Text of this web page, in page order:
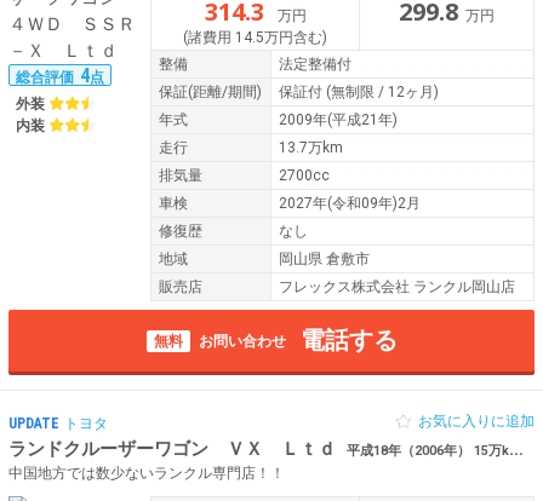
総合評価 4点
外装
内装
314.3
万円
(諸費用 14.5万円含む)
299.8 万円
整備
法定整備付
保証(距離/期間) 保証付 (無制限 / 12ヶ月)
年式
2009年(平成21年)
走行
13.7万km
排気量
2700cc
車検
2027年(令和09年)2月
修復歴
なし
地域
岡山県 倉敷市
販売店
フレックス株式会社 ランクル岡山店
無料 お問い合わせ 電話する
UPDATE トヨタ
ランドクルーザーワゴン ＶＸ Ｌｔｄ 平成18年（2006年） 15万km 岡山県倉敷市 【RENOCA】
中国地方では数少ないランクル専門店！！
お気に入りに追加